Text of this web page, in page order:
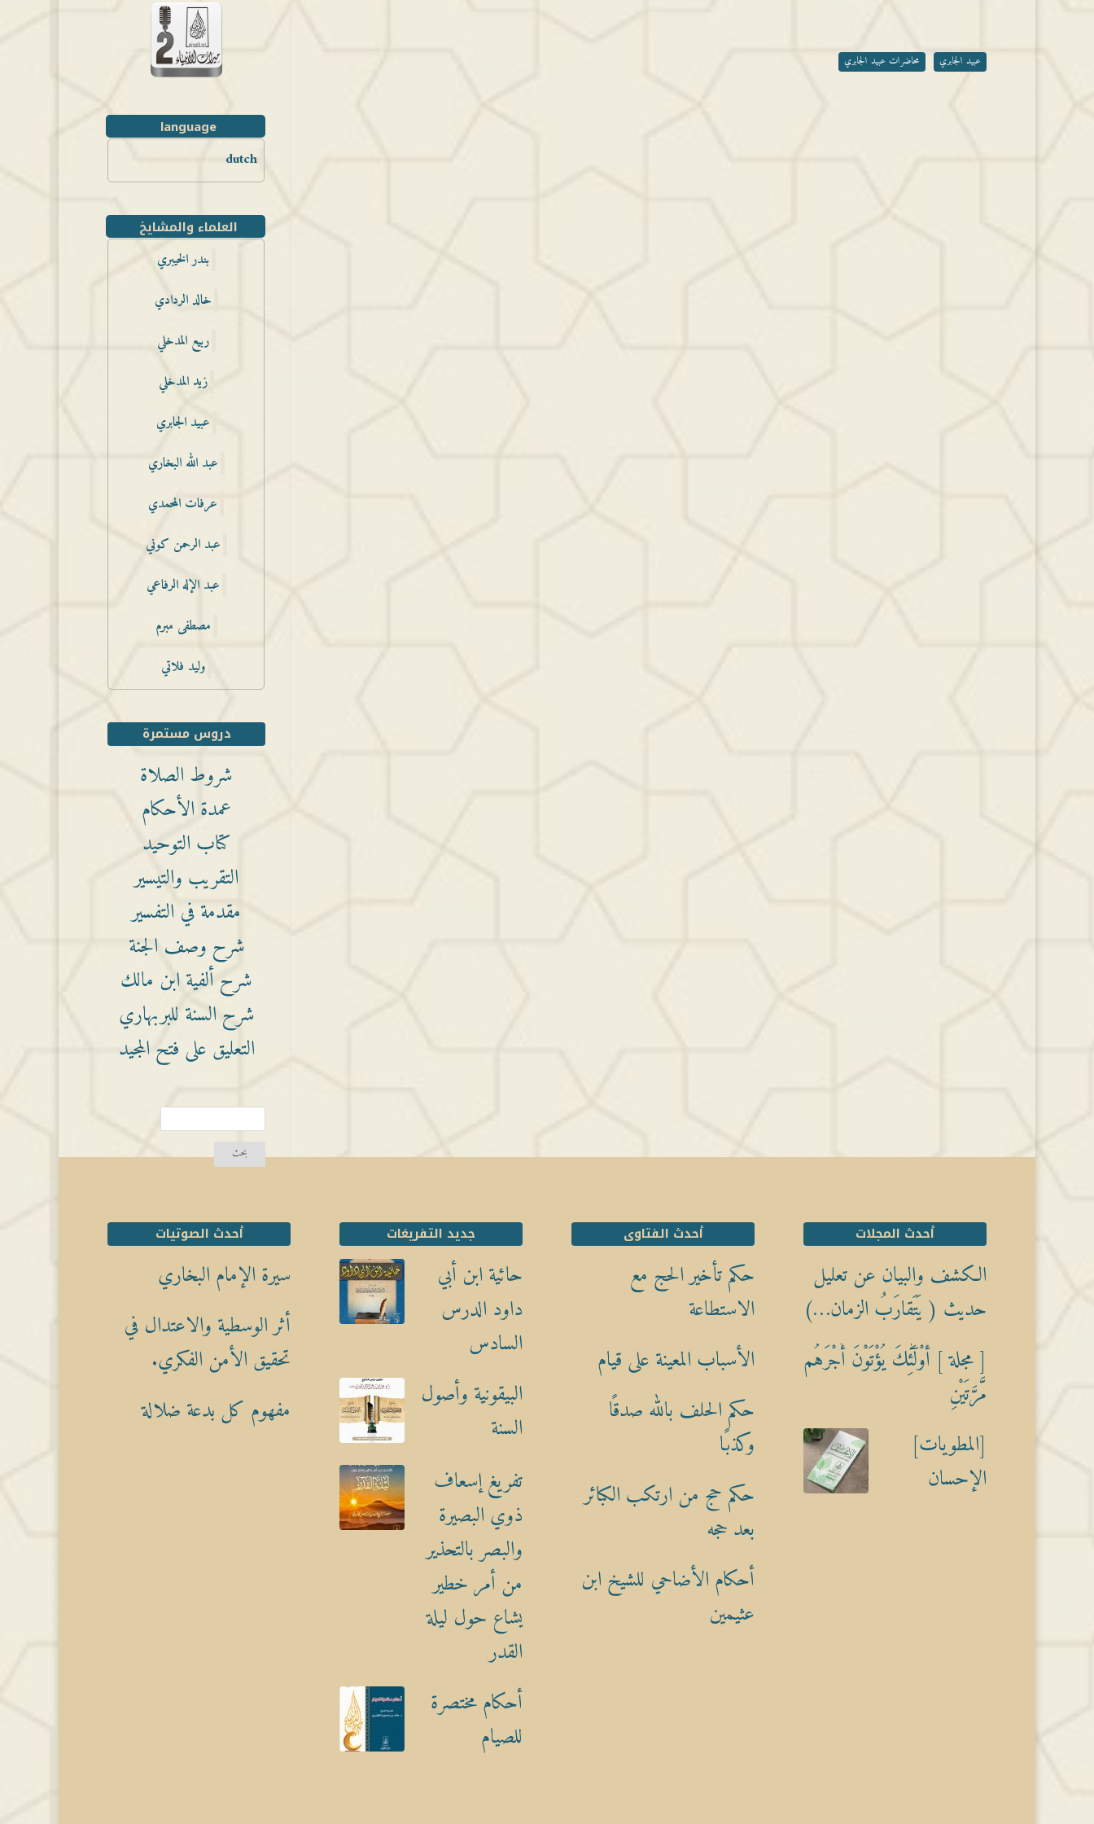
الصوت.
عبيد الجابري محاضرات عبيد الجابري
language
dutch
العلماء والمشايخ
بندر الخيبري
خالد الردادي
ربيع المدخلي
زيد المدخلي
عبيد الجابري
عبد الله البخاري
عرفات المحمدي
عبد الرحمن كوني
عبد الإله الرفاعي
مصطفى مبرم
وليد فلاتي
دروس مستمرة
شروط الصلاة
عمدة الأحكام
كتاب التوحيد
التقريب والتيسير
مقدمة في التفسير
شرح وصف الجنة
شرح ألفية ابن مالك
شرح السنة للبربهاري
التعليق على فتح المجيد
أحدث المجلات
الكشف والبيان عن تعليل
حديث ( يَتَقارَبُ الزمان…)
[ مجلة ] أُوْلَٰٓئِكَ يُؤْتَوْنَ أَجْرَهُم
مَّرَّتَيْنِ
[المطويات]
الإحسان
أحدث الفتاوى
حكم تأخير الحج مع
الاستطاعة
الأسباب المعينة على قيام
حكم الحلف بالله صدقًا
وكذبًا
حكم حج من ارتكب الكبائر
بعد حجه
أحكام الأضاحي للشيخ ابن
عثيمين
جديد التفريغات
حائية ابن أبي
داود الدرس
السادس
البيقونية وأصول
السنة
تفريغ إسعاف
ذوي البصيرة
والبصر بالتحذير
من أمر خطير
يشاع حول ليلة
القدر
أحكام مختصرة
للصيام
أحدث الصوتيات
سيرة الإمام البخاري
أثر الوسطية والاعتدال في
تحقيق الأمن الفكري.
مفهوم كل بدعة ضلالة